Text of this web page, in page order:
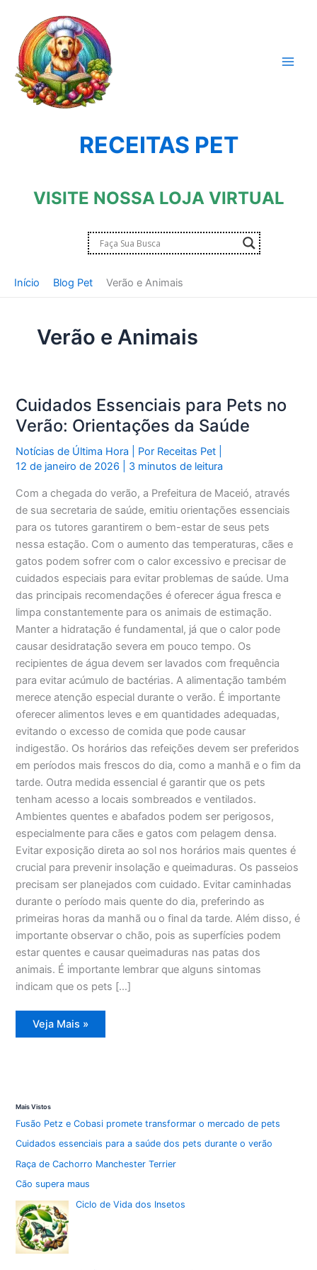
conteúdo
RECEITAS PET
VISITE NOSSA LOJA VIRTUAL
Início Blog Pet Verão e Animais
Verão e Animais
Cuidados Essenciais para Pets no
Verão: Orientações da Saúde
Notícias de Última Hora | Por Receitas Pet
12 de janeiro de 2026
3 minutos de leitura
Com a chegada do verão, a Prefeitura de Maceió, através
de sua secretaria de saúde, emitiu orientações essenciais
para os tutores garantirem o bem-estar de seus pets
nessa estação. Com o aumento das temperaturas, cães e
gatos podem sofrer com o calor excessivo e precisar de
cuidados especiais para evitar problemas de saúde. Uma
das principais recomendações é oferecer água fresca e
limpa constantemente para os animais de estimação.
Manter a hidratação é fundamental, já que o calor pode
causar desidratação severa em pouco tempo. Os
recipientes de água devem ser lavados com frequência
para evitar acúmulo de bactérias. A alimentação também
merece atenção especial durante o verão. É importante
oferecer alimentos leves e em quantidades adequadas,
evitando o excesso de comida que pode causar
indigestão. Os horários das refeições devem ser preferidos
em períodos mais frescos do dia, como a manhã e o fim da
tarde. Outra medida essencial é garantir que os pets
tenham acesso a locais sombreados e ventilados.
Ambientes quentes e abafados podem ser perigosos,
especialmente para cães e gatos com pelagem densa.
Evitar exposição direta ao sol nos horários mais quentes é
crucial para prevenir insolação e queimaduras. Os passeios
precisam ser planejados com cuidado. Evitar caminhadas
durante o período mais quente do dia, preferindo as
primeiras horas da manhã ou o final da tarde. Além disso, é
importante observar o chão, pois as superfícies podem
estar quentes e causar queimaduras nas patas dos
animais. É importante lembrar que alguns sintomas
indicam que os pets […]
Cuidados
Essenciais
Saúde
Veja Mais »
Mais Vistos
Fusão Petz e Cobasi promete transformar o mercado de pets
Cuidados essenciais para a saúde dos pets durante o verão
Raça de Cachorro Manchester Terrier
Cão supera maus
Ciclo de Vida dos Insetos